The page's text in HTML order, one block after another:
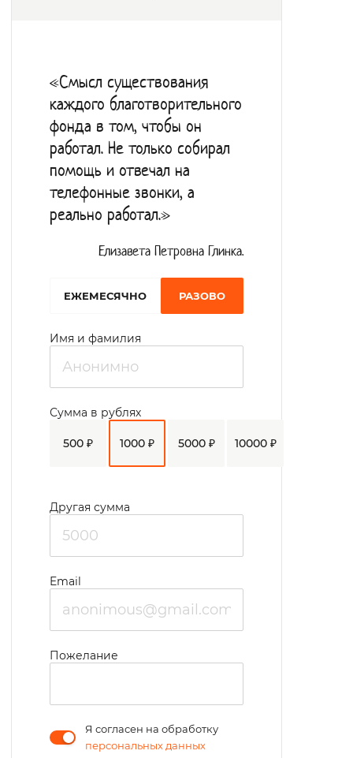
«Смысл существования
каждого благотворительного
фонда в том, чтобы он
работал. Не только собирал
помощь и отвечал на
телефонные звонки, а
реально работал.»
Елизавета Петровна Глинка.
EЖЕМЕСЯЧНО РАЗОВО
Имя и фамилия
500 ₽ 1000 ₽ 5000 ₽ 10000 ₽
Сумма в рублях
Другая сумма
Email
Пожелание
Я согласен на обработку
персональных данных